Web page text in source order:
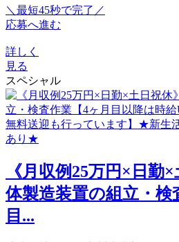
＼最短45秒で完了／
応募へ進む
詳しく
見る
スペシャル
《月収例25万円×日勤
体製造装置の組立・検
目...